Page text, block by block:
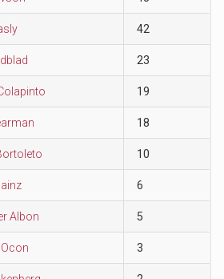
42
23
19
18
10
6
Albon 5
3